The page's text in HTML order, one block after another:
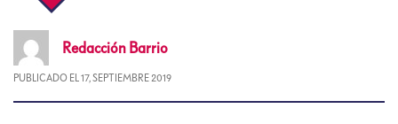
Redacción Barrio
PUBLICADO EL 17, SEPTIEMBRE 2019